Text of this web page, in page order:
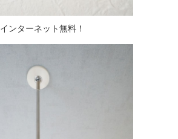
インターネット無料！